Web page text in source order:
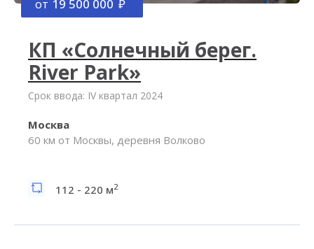
от 19 500 000
КП «Солнечный берег.
River Park»
Срок ввода: IV квартал 2024
Москва
60 км от Москвы, деревня Волково
112 - 220 м2